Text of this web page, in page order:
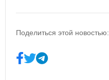
Поделиться этой новостью: